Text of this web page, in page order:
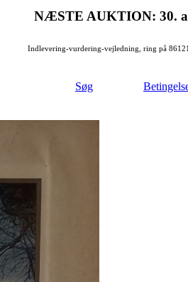
NÆSTE AUKTION: 30.
Indlevering-vurdering-vejledning, ring på
Søg